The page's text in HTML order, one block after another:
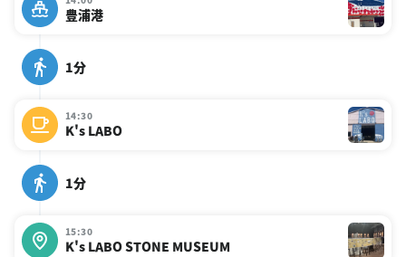
豊浦港
1分
14:30
K's LABO
1分
15:30
K's LABO STONE MUSEUM